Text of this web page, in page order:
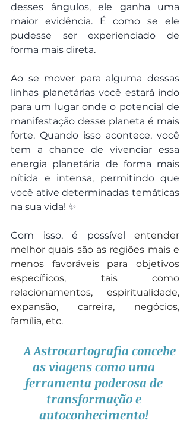
desses ângulos, ele ganha uma
maior evidência. É como se ele
pudesse ser experienciado de
forma mais direta.
Ao se mover para alguma dessas
linhas planetárias você estará indo
para um lugar onde o potencial de
manifestação desse planeta é mais
forte. Quando isso acontece, você
tem a chance de vivenciar essa
energia planetária de forma mais
nítida e intensa, permitindo que
você ative determinadas temáticas
na sua vida! ✨
Com isso, é possível entender
melhor quais são as regiões mais e
menos favoráveis para objetivos
específicos, tais como
relacionamentos, espiritualidade,
expansão, carreira, negócios,
família, etc.
A Astrocartografia concebe
as viagens como uma
ferramenta poderosa de
transformação e
autoconhecimento!